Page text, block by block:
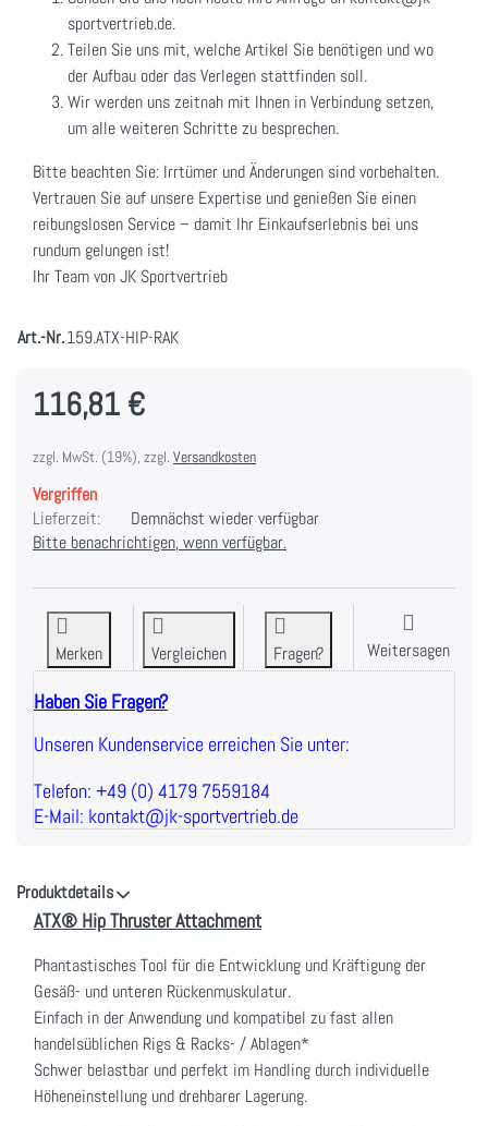
sportvertrieb.de.
Teilen Sie uns mit, welche Artikel Sie benötigen und wo
der Aufbau oder das Verlegen stattfinden soll.
Wir werden uns zeitnah mit Ihnen in Verbindung setzen,
um alle weiteren Schritte zu besprechen.
Bitte beachten Sie: Irrtümer und Änderungen sind vorbehalten.
Vertrauen Sie auf unsere Expertise und genießen Sie einen
reibungslosen Service – damit Ihr Einkaufserlebnis bei uns
rundum gelungen ist!
Ihr Team von JK Sportvertrieb
Art.-Nr.159.ATX-HIP-RAK
116,81 €
zzgl. MwSt. (19%), zzgl. Versandkosten
Vergriffen
Lieferzeit:
Demnächst wieder verfügbar
Bitte benachrichtigen, wenn verfügbar.
Merken Vergleichen Fragen? Weitersagen
Haben Sie Fragen?
Unseren Kundenservice erreichen Sie unter:
Telefon: +49 (0) 4179 7559184
E-Mail: kontakt@jk-sportvertrieb.de
Produktdetails
ATX® Hip Thruster Attachment
Phantastisches Tool für die Entwicklung und Kräftigung der
Gesäß- und unteren Rückenmuskulatur.
Einfach in der Anwendung und kompatibel zu fast allen
handelsüblichen Rigs & Racks- / Ablagen*
Schwer belastbar und perfekt im Handling durch individuelle
Höheneinstellung und drehbarer Lagerung.